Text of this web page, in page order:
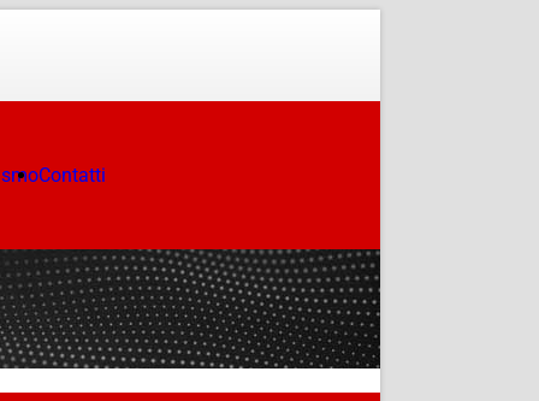
Contatti